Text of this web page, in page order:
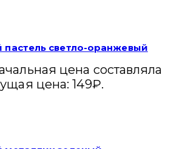
светло-оранжевый
цена составляла
цена: 149₽.